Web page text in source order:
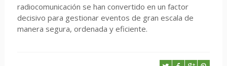
radiocomunicación se han convertido en un factor
decisivo para gestionar eventos de gran escala de
manera segura, ordenada y eficiente.